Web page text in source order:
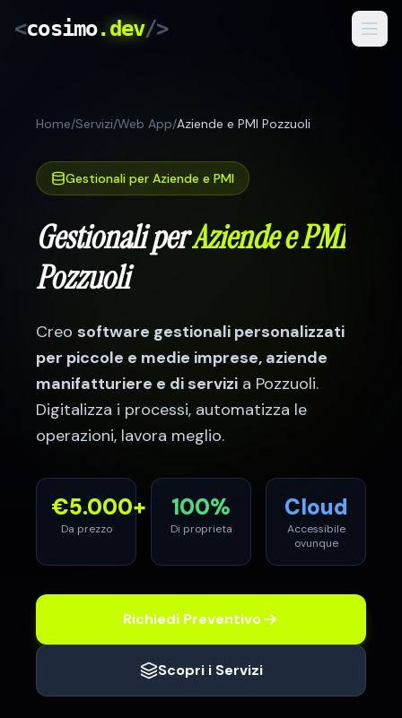
<cosimo.dev/>
Risultati
Come Lavoro
RO
Home/Servizi/Web App/Aziende e PMI Pozzuoli
Gestionali per Aziende e PMI
Gestionali perAziende e PMI
Pozzuoli
Creo software gestionali personalizzati
per piccole e medie imprese, aziende
manifatturiere e di servizi a Pozzuoli.
Digitalizza i processi, automatizza le
operazioni, lavora meglio.
€5.000+
Da prezzo
100%
Di proprieta
Cloud
Accessibile
ovunque
Richiedi Preventivo
Scopri i Servizi